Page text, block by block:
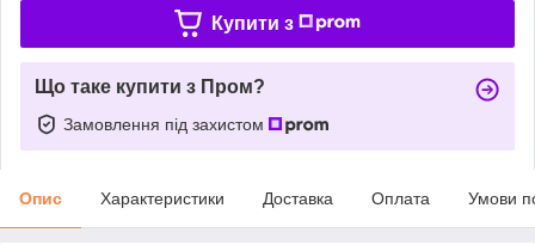
Купити з
Що таке купити з Пром?
Замовлення під захистом
Опис Характеристики Доставка Оплата Умови